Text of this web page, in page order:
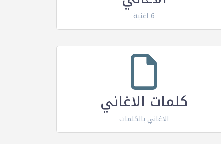
6 اغنية
كلمات الاغاني
الاغاني بالكلمات